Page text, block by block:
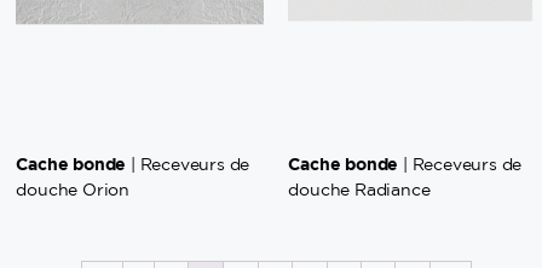
Cache bonde | Receveurs de
douche Orion
Cache bonde | Receveurs de
douche Radiance